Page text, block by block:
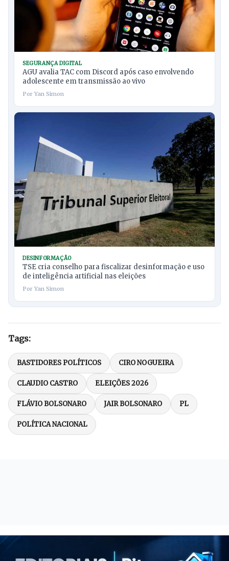
SEGURANÇA DIGITAL
AGU avalia TAC com Discord após caso envolvendo
adolescente em transmissão ao vivo
Por Yan Simon
DESINFORMAÇÃO
TSE cria conselho para fiscalizar desinformação e uso
de inteligência artificial nas eleições
Por Yan Simon
Tags:
BASTIDORES POLÍTICOS CIRO NOGUEIRA
CLAUDIO CASTRO ELEIÇÕES 2026
FLÁVIO BOLSONARO JAIR BOLSONARO PL
POLÍTICA NACIONAL